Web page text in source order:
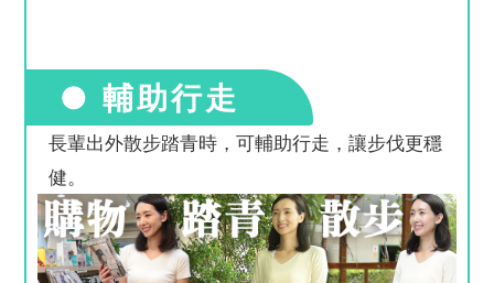
● 輔助行走
長輩出外散步踏青時，可輔助行走，讓步伐更穩
健。